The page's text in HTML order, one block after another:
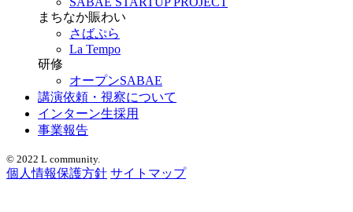
まちなか賑わい
さばぷら
La Tempo
研修
オープンSABAE
講演依頼・視察について
インターン生採用
事業報告
© 2022 L community.
個人情報保護方針 サイトマップ